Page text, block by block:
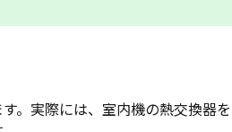
。実際には、室内機の熱交換器を